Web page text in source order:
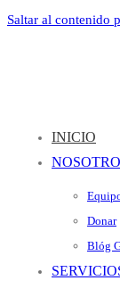
Saltar al contenido
INICIO
Donar
Blóg